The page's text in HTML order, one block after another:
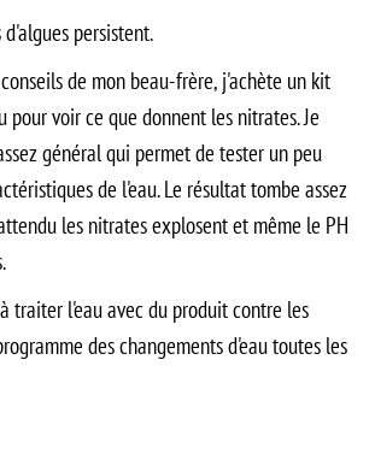
persistent.
de mon beau-frère, j'achète un kit
pour voir ce que donnent les nitrates. Je
général qui permet de tester un peu
de l'eau. Le résultat tombe assez
les nitrates explosent et même le PH
traiter l'eau avec du produit contre les
des changements d'eau toutes les